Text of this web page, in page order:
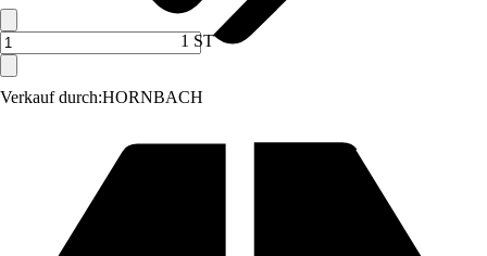
Verkauf durch:HORNBACH
1 ST